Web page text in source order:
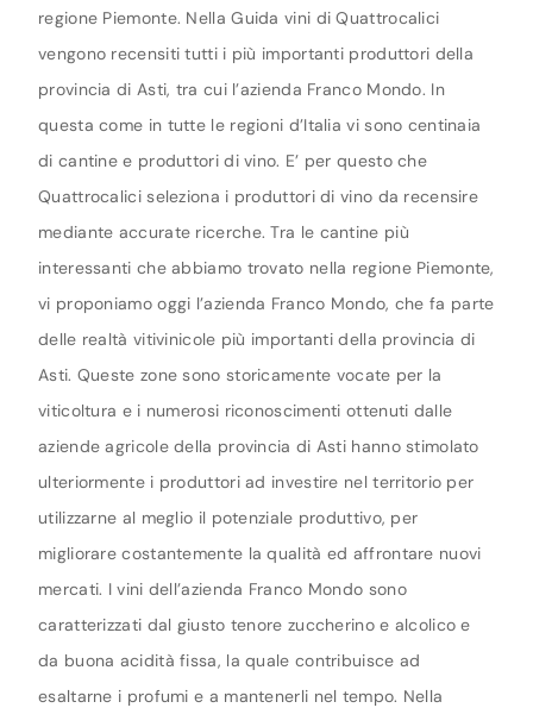
regione Piemonte. Nella Guida vini di Quattrocalici
vengono recensiti tutti i più importanti produttori della
provincia di Asti, tra cui l’azienda Franco Mondo. In
questa come in tutte le regioni d’Italia vi sono centinaia
di cantine e produttori di vino. E’ per questo che
Quattrocalici seleziona i produttori di vino da recensire
mediante accurate ricerche. Tra le cantine più
interessanti che abbiamo trovato nella regione Piemonte,
vi proponiamo oggi l’azienda Franco Mondo, che fa parte
delle realtà vitivinicole più importanti della provincia di
Asti. Queste zone sono storicamente vocate per la
viticoltura e i numerosi riconoscimenti ottenuti dalle
aziende agricole della provincia di Asti hanno stimolato
ulteriormente i produttori ad investire nel territorio per
utilizzarne al meglio il potenziale produttivo, per
migliorare costantemente la qualità ed affrontare nuovi
mercati. I vini dell’azienda Franco Mondo sono
caratterizzati dal giusto tenore zuccherino e alcolico e
da buona acidità fissa, la quale contribuisce ad
esaltarne i profumi e a mantenerli nel tempo. Nella